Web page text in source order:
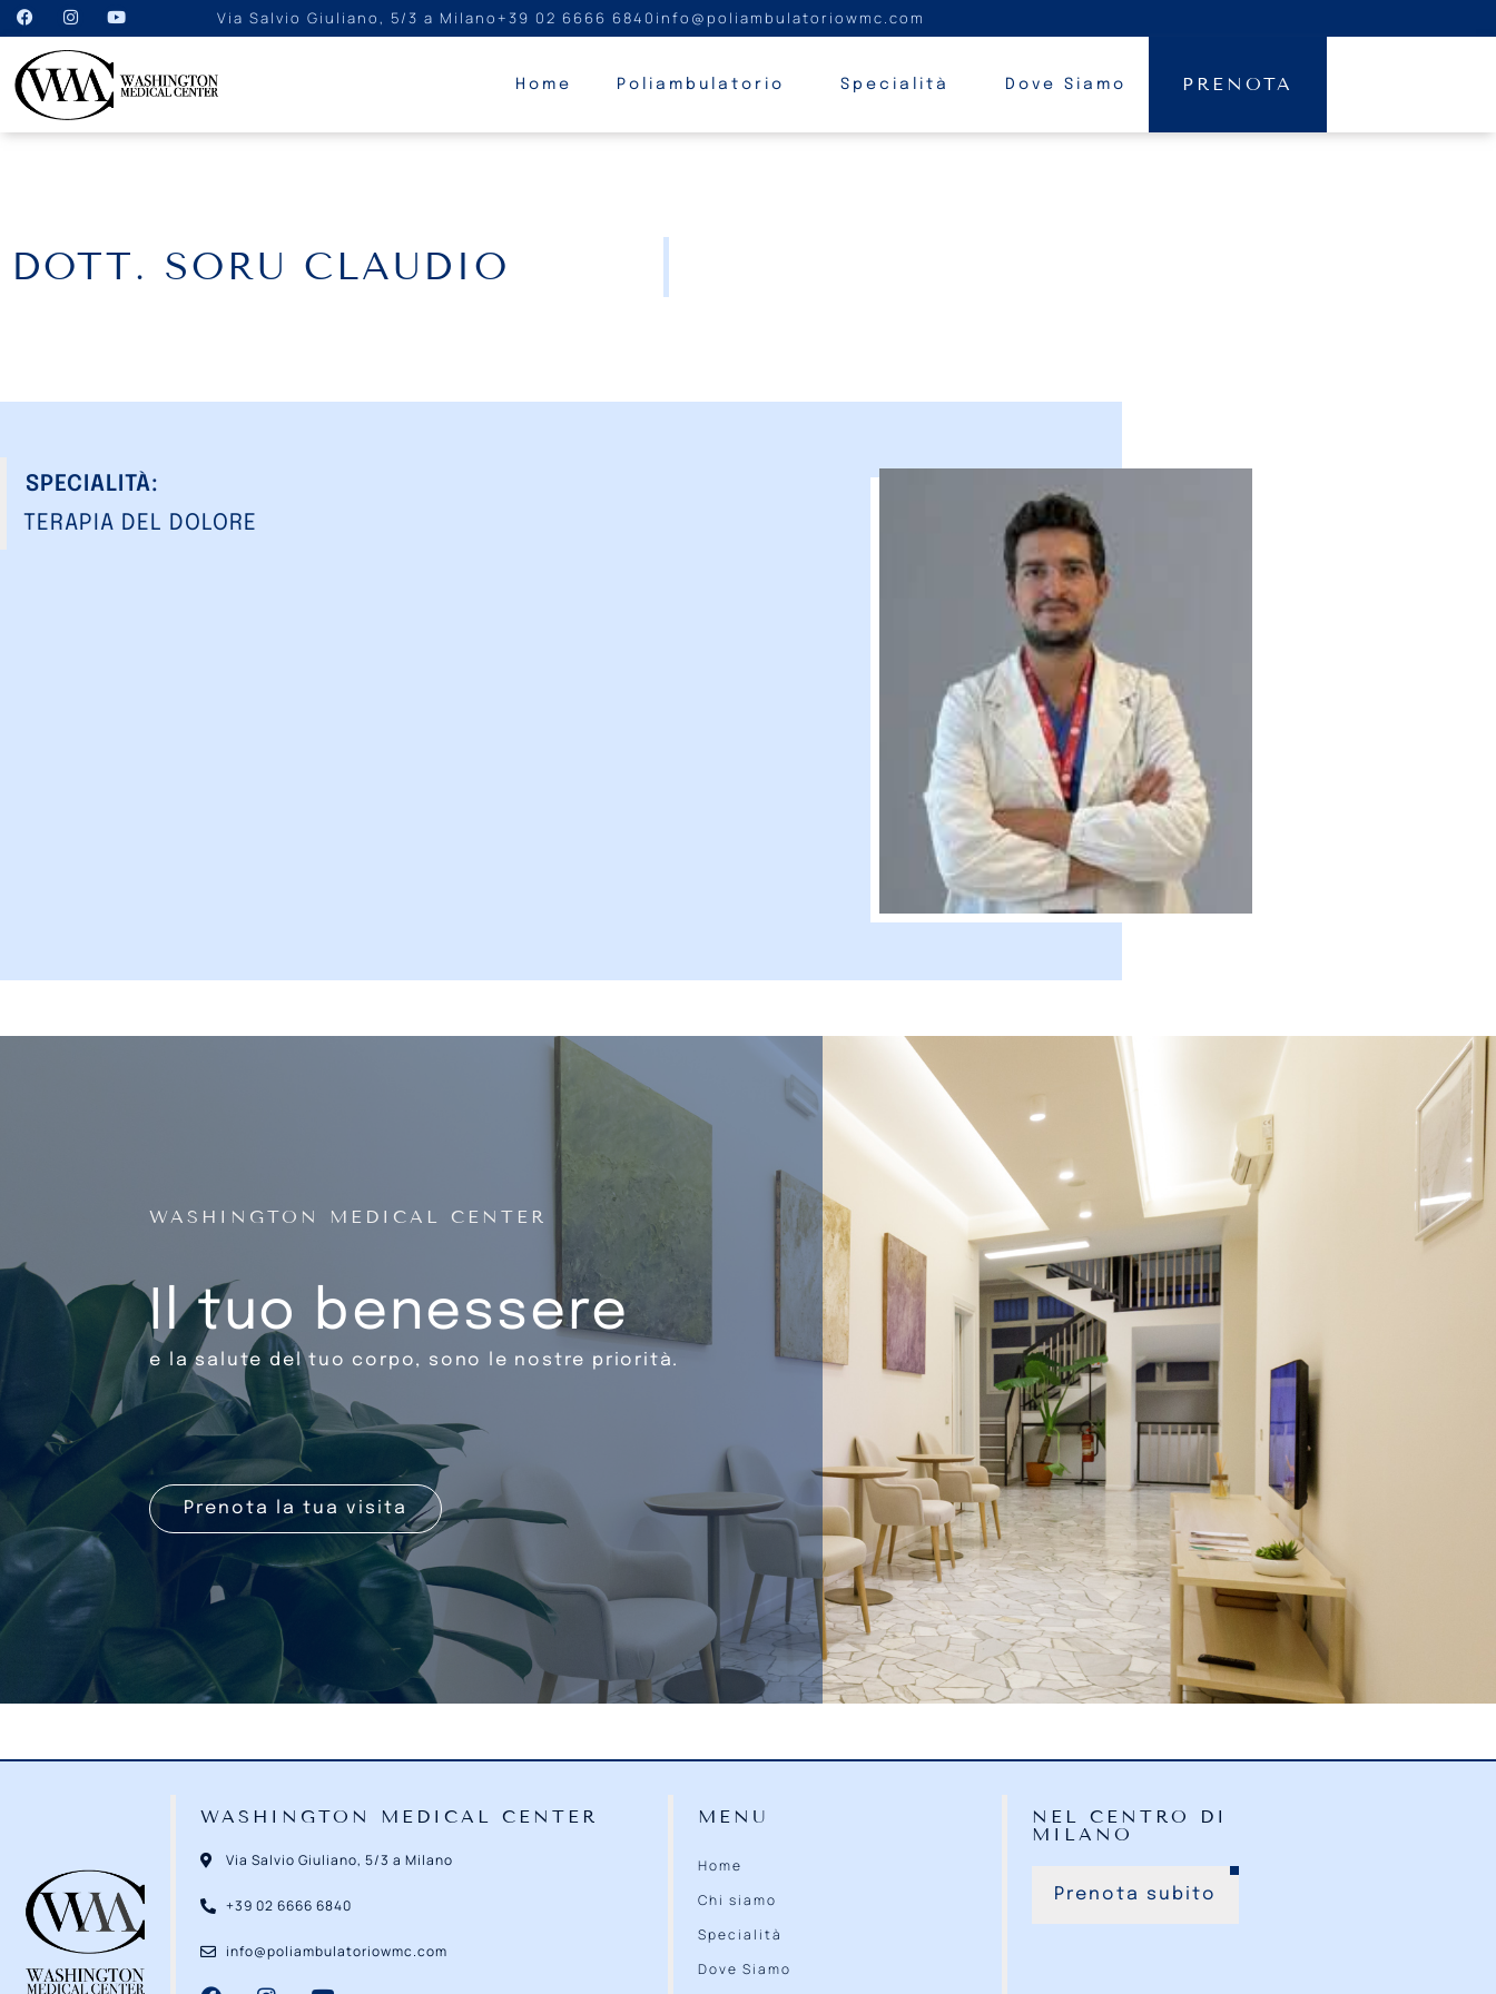
Via Salvio Giuliano, 5/3 a Milano+39 02 6666 6840 info@poliambulatoriowmc.com
Home Poliambulatorio Specialità Dove Siamo PRENOTA
DOTT. SORU CLAUDIO
SPECIALITÀ:
TERAPIA DEL DOLORE
WASHINGTON MEDICAL CENTER
Il tuo benessere
e la salute del tuo corpo, sono le nostre priorità.
Prenota la tua visita
WASHINGTON MEDICAL CENTER
Via Salvio Giuliano, 5/3 a Milano
+39 02 6666 6840
info@poliambulatoriowmc.com
MENU
Home
Chi siamo
Specialità
Dove Siamo
NEL CENTRO DI
MILANO
Prenota subito